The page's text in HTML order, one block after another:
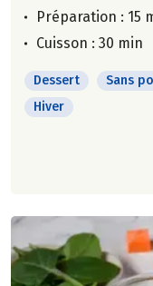
Préparation : 15
Cuisson : 30 min
Dessert Sans
Hiver